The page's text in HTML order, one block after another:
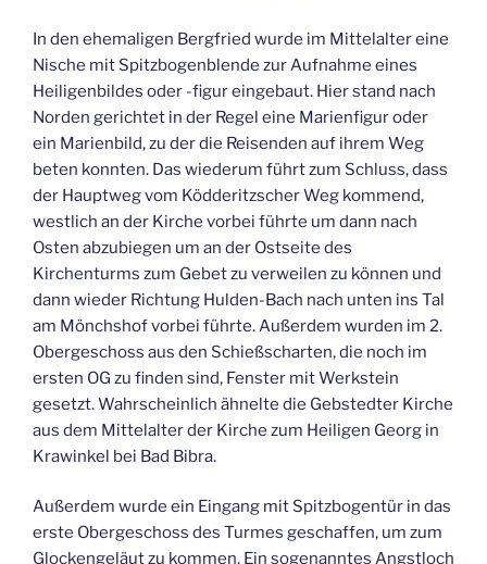
In den ehemaligen Bergfried wurde im Mittelalter eine
Nische mit Spitzbogenblende zur Aufnahme eines
Heiligenbildes oder -figur eingebaut. Hier stand nach
Norden gerichtet in der Regel eine Marienfigur oder
ein Marienbild, zu der die Reisenden auf ihrem Weg
beten konnten. Das wiederum führt zum Schluss, dass
der Hauptweg vom Ködderitzscher Weg kommend,
westlich an der Kirche vorbei führte um dann nach
Osten abzubiegen um an der Ostseite des
Kirchenturms zum Gebet zu verweilen zu können und
dann wieder Richtung Hulden-Bach nach unten ins Tal
am Mönchshof vorbei führte. Außerdem wurden im 2.
Obergeschoss aus den Schießscharten, die noch im
ersten OG zu finden sind, Fenster mit Werkstein
gesetzt. Wahrscheinlich ähnelte die Gebstedter Kirche
aus dem Mittelalter der Kirche zum Heiligen Georg in
Krawinkel bei Bad Bibra.
Außerdem wurde ein Eingang mit Spitzbogentür in das
erste Obergeschoss des Turmes geschaffen, um zum
Glockengeläut zu kommen. Ein sogenanntes Angstloch